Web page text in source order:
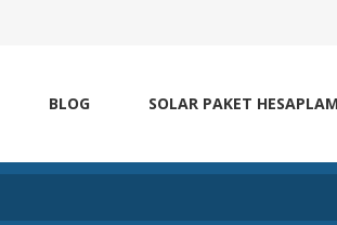
BLOG SOLAR PAKET